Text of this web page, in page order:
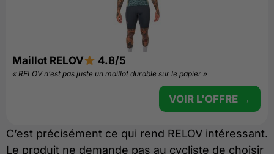
Maillot RELOV 4.8/5
« RELOV n’est pas juste un maillot durable sur le papier »
VOIR L'OFFRE →
C’est précisément ce qui rend RELOV intéressant.
Le produit ne demande pas au cycliste de choisir